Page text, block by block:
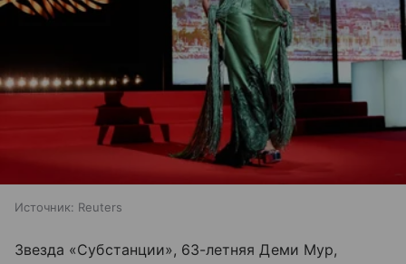
Источник: Reuters
Звезда «Субстанции», 63-летняя Деми Мур,